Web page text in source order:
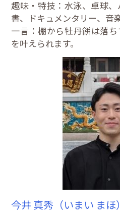
趣味・特技：水泳、卓球
書、ドキュメンタリー、音
一言：棚から牡丹餅は落
を叶えられます。
今井 真秀（いまい まほ）